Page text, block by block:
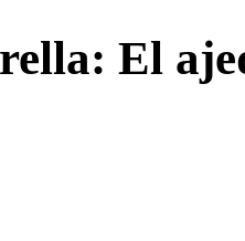
El